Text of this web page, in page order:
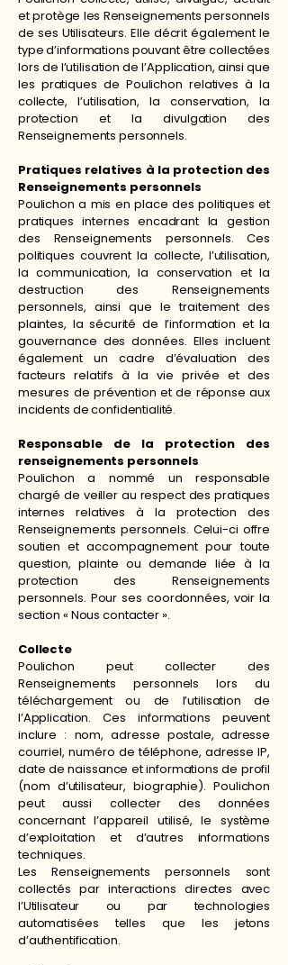
et protège les Renseignements personnels
de ses Utilisateurs. Elle décrit également le
type d’informations pouvant être collectées
lors de l’utilisation de l’Application, ainsi que
les pratiques de Poulichon relatives à la
collecte, l’utilisation, la conservation, la
protection et la divulgation des
Renseignements personnels.
Pratiques relatives à la protection des
Renseignements personnels
Poulichon a mis en place des politiques et
pratiques internes encadrant la gestion
des Renseignements personnels. Ces
politiques couvrent la collecte, l’utilisation,
la communication, la conservation et la
destruction des Renseignements
personnels, ainsi que le traitement des
plaintes, la sécurité de l’information et la
gouvernance des données. Elles incluent
également un cadre d’évaluation des
facteurs relatifs à la vie privée et des
mesures de prévention et de réponse aux
incidents de confidentialité.
Responsable de la protection des
renseignements personnels
Poulichon a nommé un responsable
chargé de veiller au respect des pratiques
internes relatives à la protection des
Renseignements personnels. Celui-ci offre
soutien et accompagnement pour toute
question, plainte ou demande liée à la
protection des Renseignements
personnels. Pour ses coordonnées, voir la
section « Nous contacter ».
Collecte
Poulichon peut collecter des
Renseignements personnels lors du
téléchargement ou de l’utilisation de
l’Application. Ces informations peuvent
inclure : nom, adresse postale, adresse
courriel, numéro de téléphone, adresse IP,
date de naissance et informations de profil
(nom d’utilisateur, biographie). Poulichon
peut aussi collecter des données
concernant l’appareil utilisé, le système
d’exploitation et d’autres informations
techniques.
Les Renseignements personnels sont
collectés par interactions directes avec
l’Utilisateur ou par technologies
automatisées telles que les jetons
d’authentification.